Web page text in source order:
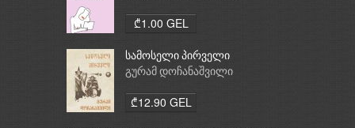
₾1.00 GEL
სამოსელი პირველი
გურამ დოჩანაშვილი
₾12.90 GEL